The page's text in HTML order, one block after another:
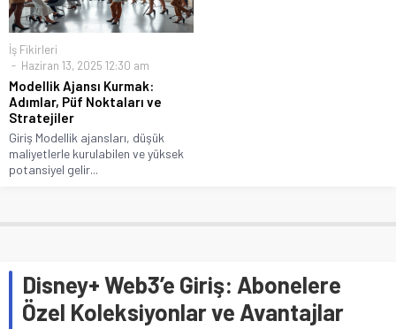
İş Fikirleri
Haziran 13, 2025 12:30 am
Modellik Ajansı Kurmak:
Adımlar, Püf Noktaları ve
Stratejiler
Giriş Modellik ajansları, düşük
maliyetlerle kurulabilen ve yüksek
potansiyel gelir...
Disney+ Web3’e Giriş: Abonelere
Özel Koleksiyonlar ve Avantajlar